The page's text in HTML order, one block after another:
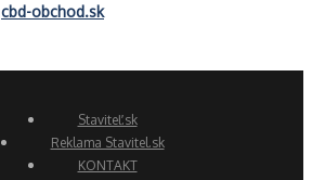
cbd-obchod.sk
Staviteľ.sk
Reklama Stavitel.sk
KONTAKT